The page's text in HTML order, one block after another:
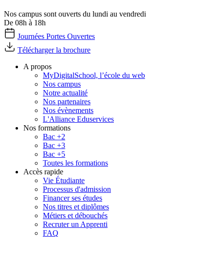
Nos campus sont ouverts du lundi au vendredi
De 08h à 18h
Journées Portes Ouvertes
Télécharger la brochure
A propos
MyDigitalSchool, l’école du web
Nos campus
Notre actualité
Nos partenaires
Nos évènements
L'Alliance Eduservices
Nos formations
Bac +2
Bac +3
Bac +5
Toutes les formations
Accès rapide
Vie Étudiante
Processus d'admission
Financer ses études
Nos titres et diplômes
Métiers et débouchés
Recruter un Apprenti
FAQ